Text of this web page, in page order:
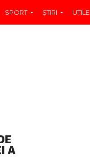
SPORT ŞTIRI UTILE
A